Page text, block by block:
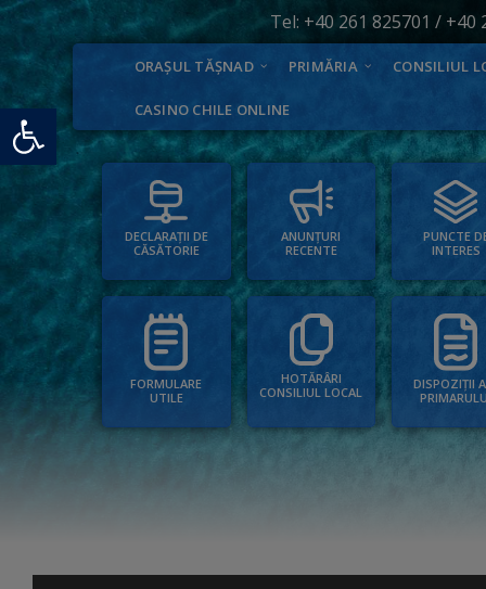
Deschide bara de unelte
Tel: +40 261 825701 / +40
ORAȘUL TĂȘNAD PRIMĂRIA CONSILIUL
CASINO CHILE ONLINE
DECLARAȚII DE
CĂSĂTORIE
ANUNȚURI
RECENTE
PUNCTE
INTERES
FORMULARE
UTILE
HOTĂRÂRI
CONSILIUL LOCAL
DISPOZIȚII